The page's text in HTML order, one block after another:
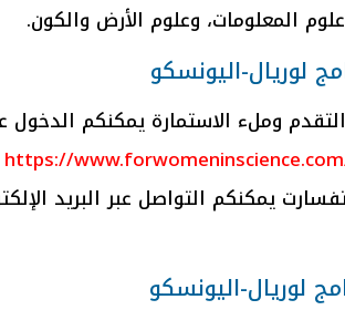
المعلومات، وعلوم الأرض والكون.
لوريال-اليونسكو
وملء الاستمارة يمكنكم الدخول
https://
لوريال-اليونسكو